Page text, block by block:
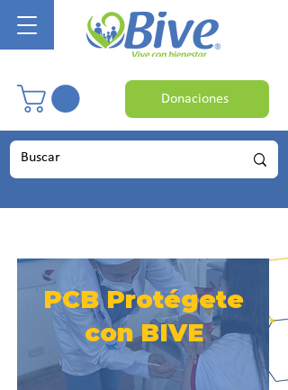
Donaciones
PCB Protégete
con BIVE